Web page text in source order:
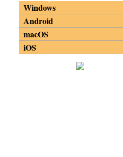
Windows
Android
macOS
iOS